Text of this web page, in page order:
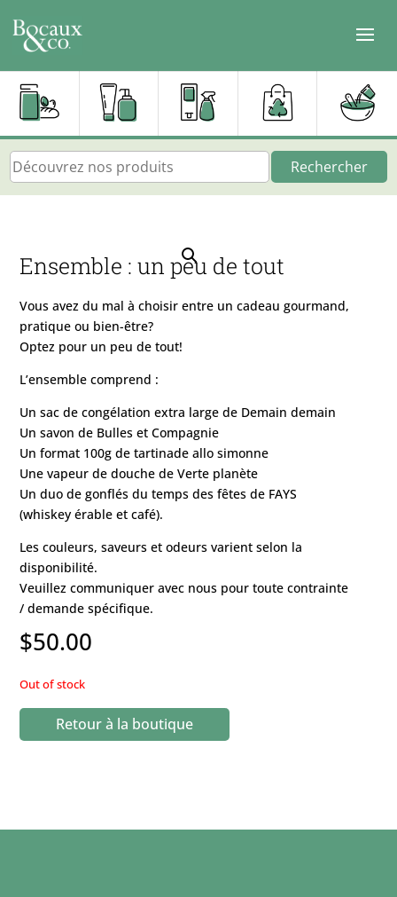
Rechercher
Ensemble : un peu de tout
Vous avez du mal à choisir entre un cadeau gourmand,
pratique ou bien-être?
Optez pour un peu de tout!
L’ensemble comprend :
Un sac de congélation extra large de Demain demain
Un savon de Bulles et Compagnie
Un format 100g de tartinade allo simonne
Une vapeur de douche de Verte planète
Un duo de gonflés du temps des fêtes de FAYS
(whiskey érable et café).
Les couleurs, saveurs et odeurs varient selon la
disponibilité.
Veuillez communiquer avec nous pour toute contrainte
/ demande spécifique.
$50.00
Out of stock
Retour à la boutique